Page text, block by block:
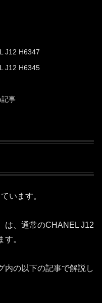
J12 H6347
J12 H6345
記事
います。
は、通常のCHANEL J12
。
内の以下の記事で解説し